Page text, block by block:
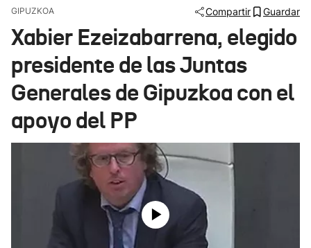
Ikusmiran
Eguraldia
GIPUZKOA Compartir Guardar
Xabier Ezeizabarrena, elegido
presidente de las Juntas
Generales de Gipuzkoa con el
apoyo del PP